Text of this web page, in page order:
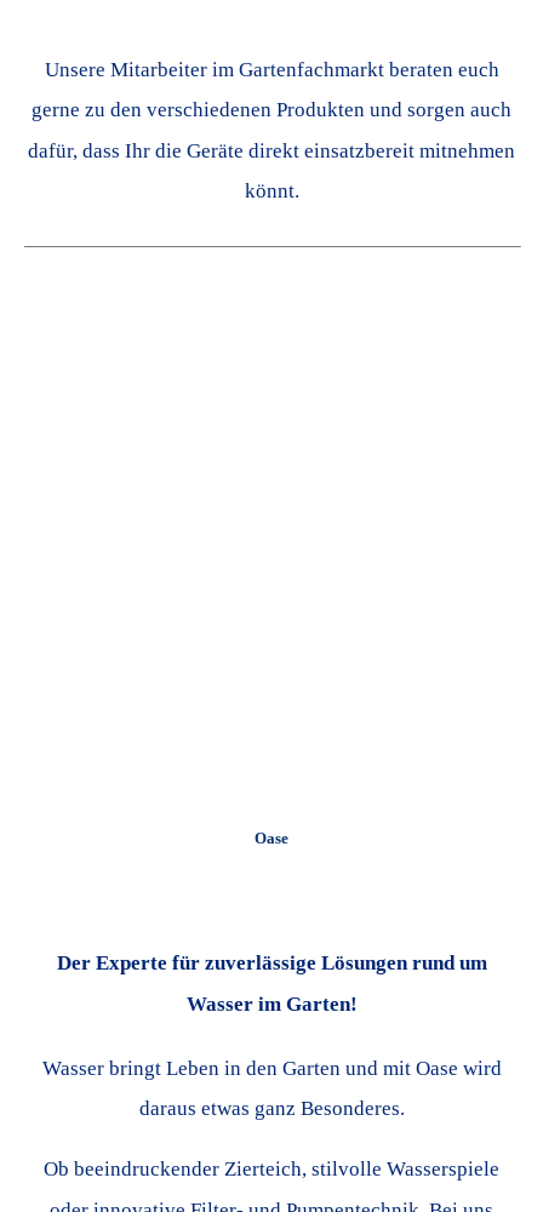
Unsere Mitarbeiter im Gartenfachmarkt beraten euch
gerne zu den verschiedenen Produkten und sorgen auch
dafür, dass Ihr die Geräte direkt einsatzbereit mitnehmen
könnt.
Oase
Der Experte für zuverlässige Lösungen rund um
Wasser im Garten!
Wasser bringt Leben in den Garten und mit Oase wird
daraus etwas ganz Besonderes.
Ob beeindruckender Zierteich, stilvolle Wasserspiele